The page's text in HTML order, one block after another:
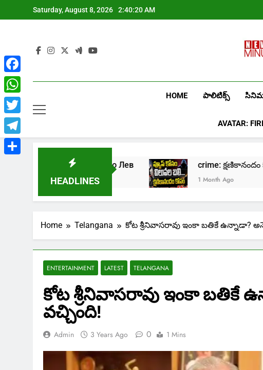
to
Saturday, August 8, 2026 2:40:21 AM
HOME పాలిటిక్స్
AVATAR:
HEADLINES
в онлайн казино Лев crime: క్షణికానందం కోసం
1 Month Ago
Home Telangana కోట శ్రీనివాసరావు ఇంకా బతికే ఉన్నాడా?
ENTERTAINMENT LATEST TELANGANA
కోట శ్రీనివాసరావు ఇంకా బతికే
వచ్చింది!
Admin 3 Years Ago 0 1 Mins
Facebook
WhatsApp
Twitter
Telegram